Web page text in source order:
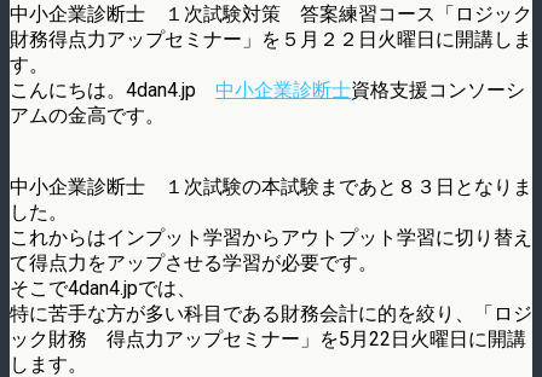
中小企業診断士 １次試験対策 答案練習コース「ロジック
財務得点力アップセミナー」を５月２２日火曜日に開講しま
す。
こんにちは。4dan4.jp 中小企業診断士資格支援コンソーシ
アムの金高です。
中小企業診断士 １次試験の本試験まであと８３日となりま
した。
これからはインプット学習からアウトプット学習に切り替え
て得点力をアップさせる学習が必要です。
そこで4dan4.jpでは、
特に苦手な方が多い科目である財務会計に的を絞り、「ロジ
ック財務 得点力アップセミナー」を5月22日火曜日に開講
します。